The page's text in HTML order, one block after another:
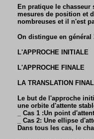
En pratique le chasseur
mesures de position et
nombreuses et il n'est
On distingue en général
L'APPROCHE INITIALE
L'APPROCHE FINALE
LA TRANSLATION
Le but de l'approche
une orbite d'attente
_ Cas 1 :Un point
_ Cas 2: Une ellipse
Dans tous les cas, le